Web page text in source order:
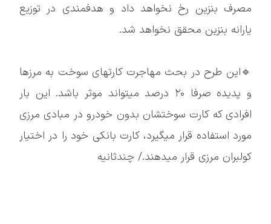
مصرف بنزین رخ نخواهد داد و هدفمندی در توزیع
یارانه بنزین محقق نخواهد شد.
🔹این طرح در بحث مهاجرت کارتهای سوخت به مرزها
و پدیده صرفا ۲۰ درصد میتواند موثر باشد. این بار
افرادی که کارت سوختشان بدون خودرو در مبادی مرزی
مورد استفاده قرار میگیرد، کارت بانکی خود را در اختیار
کولبران مرزی قرار میدهند./ چندثانیه